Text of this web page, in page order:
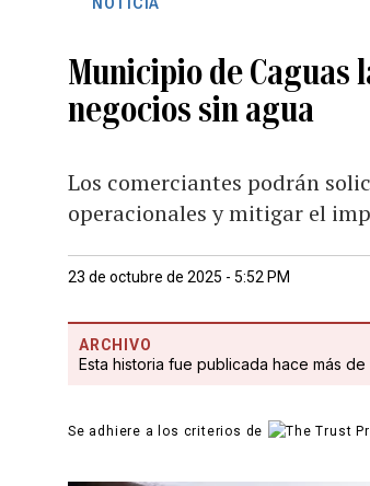
NOTICIA
Municipio de Caguas
negocios sin agua
Los comerciantes podrán
operacionales y mitigar el
23 de octubre de 2025 - 5:52 PM
ARCHIVO
Esta historia fue publicada hace más de
Se adhiere a los criterios de